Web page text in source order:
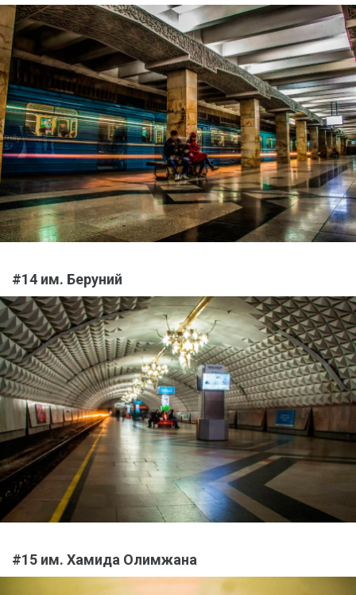
#14 им. Беруний
#15 им. Хамида Олимжана